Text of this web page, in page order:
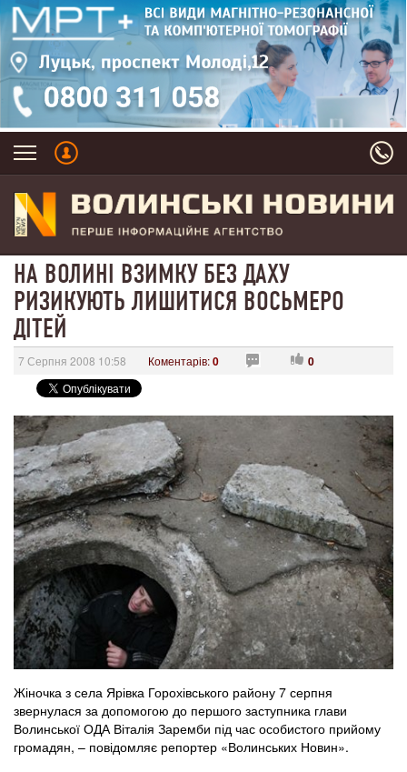
НА ВОЛИНІ ВЗИМКУ БЕЗ ДАХУ
РИЗИКУЮТЬ ЛИШИТИСЯ ВОСЬМЕРО
ДІТЕЙ
7 Серпня 2008 10:58 Коментарів:0 0
Жіночка з села Ярівка Горохівського району 7 серпня
звернулася за допомогою до першого заступника глави
Волинської ОДА Віталія Заремби під час особистого прийому
громадян, – повідомляє репортер «Волинських Новин».